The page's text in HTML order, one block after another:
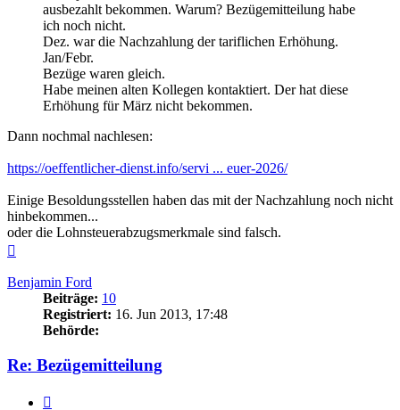
ausbezahlt bekommen. Warum? Bezügemitteilung habe
ich noch nicht.
Dez. war die Nachzahlung der tariflichen Erhöhung.
Jan/Febr.
Bezüge waren gleich.
Habe meinen alten Kollegen kontaktiert. Der hat diese
Erhöhung für März nicht bekommen.
Dann nochmal nachlesen:
https://oeffentlicher-dienst.info/servi ... euer-2026/
Einige Besoldungsstellen haben das mit der Nachzahlung noch nicht
hinbekommen...
oder die Lohnsteuerabzugsmerkmale sind falsch.
Benjamin Ford
Beiträge: 10
Registriert: 16. Jun 2013, 17:48
Behörde:
Re: Bezügemitteilung